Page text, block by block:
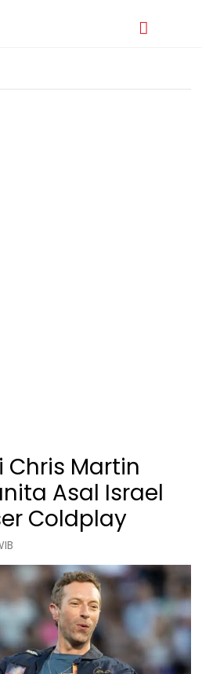
Chris Martin
Asal Israel
Coldplay